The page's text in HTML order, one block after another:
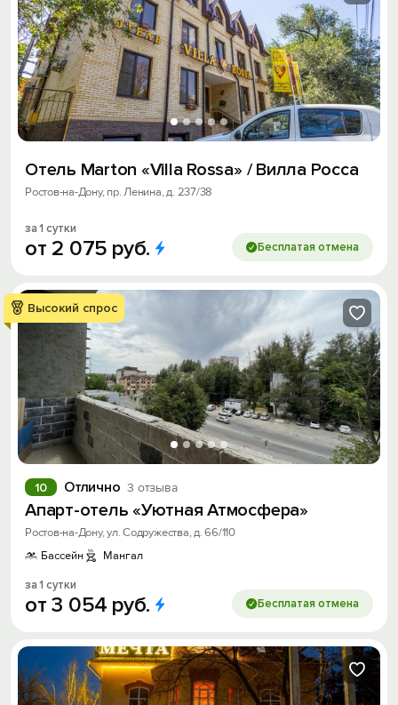
Отель Marton «Villa Rossa» / Вилла Росса
Ростов-на-Дону, пр. Ленина, д. 237/38
за 1 сутки
от 2 075 руб. Бесплатая отмена
Высокий спрос
Отлично 3 отзыва
10
Апарт-отель «Уютная Атмосфера»
Ростов-на-Дону, ул. Содружества, д. 66/110
Бассейн
Мангал
за 1 сутки
от3 054 руб. Бесплатая отмена